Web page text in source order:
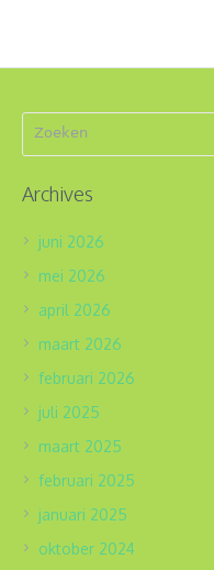
Archives
juni 2026
mei 2026
april 2026
maart 2026
februari 2026
juli 2025
maart 2025
februari 2025
januari 2025
oktober 2024